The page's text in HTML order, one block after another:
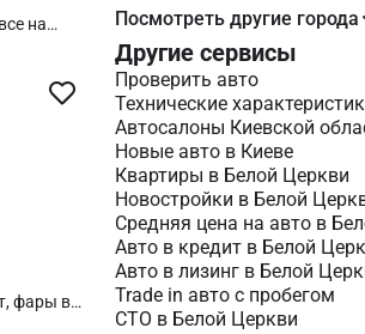
на
фары в
Посмотреть другие города
Другие сервисы
Проверить авто
Технические
Автосалоны Киевской
Новые авто в Киеве
Квартиры в Белой Церкви
Новостройки в Белой
Средняя цена на авто в
Авто в кредит в Белой
Авто в лизинг в Белой
Trade in авто c пробегом
СТО в Белой Церкви